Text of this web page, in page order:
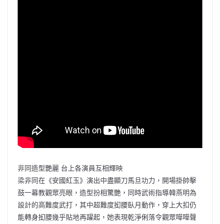
非同造型艷麗 台上各演員互相輝映
梁非同在《安國紅玉》演出中盡顯刀馬旦功力，開場掛帥擊
鼓一幕教觀眾亮眼，造型扮相驚艷，同時武術指導韓燕明為
設計的高難度武打，其中超難度抝腰臥月動作，穿上大扣仍
能轉身抝腰幾乎貼地再躍起，她表現乾淨俐落令觀眾嘩嘩聲